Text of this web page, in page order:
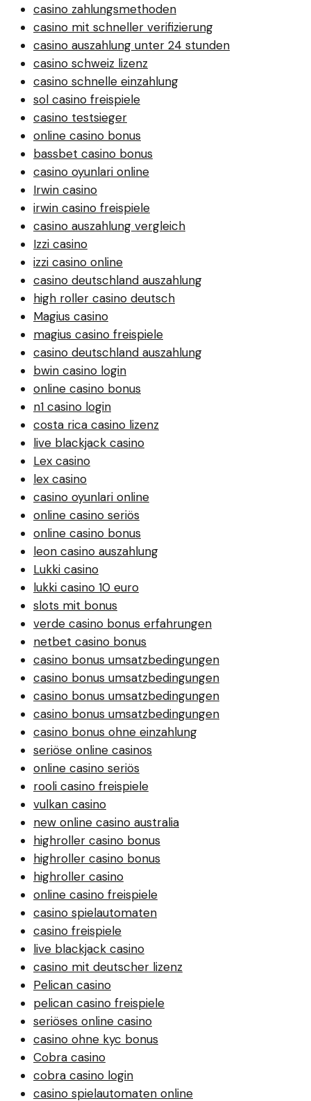
casino zahlungsmethoden
casino mit schneller verifizierung
casino auszahlung unter 24 stunden
casino schweiz lizenz
casino schnelle einzahlung
sol casino freispiele
casino testsieger
online casino bonus
bassbet casino bonus
casino oyunlari online
Irwin casino
irwin casino freispiele
casino auszahlung vergleich
Izzi casino
izzi casino online
casino deutschland auszahlung
high roller casino deutsch
Magius casino
magius casino freispiele
casino deutschland auszahlung
bwin casino login
online casino bonus
n1 casino login
costa rica casino lizenz
live blackjack casino
Lex casino
lex casino
casino oyunlari online
online casino seriös
online casino bonus
leon casino auszahlung
Lukki casino
lukki casino 10 euro
slots mit bonus
verde casino bonus erfahrungen
netbet casino bonus
casino bonus umsatzbedingungen
casino bonus umsatzbedingungen
casino bonus umsatzbedingungen
casino bonus umsatzbedingungen
casino bonus ohne einzahlung
seriöse online casinos
online casino seriös
rooli casino freispiele
vulkan casino
new online casino australia
highroller casino bonus
highroller casino bonus
highroller casino
online casino freispiele
casino spielautomaten
casino freispiele
live blackjack casino
casino mit deutscher lizenz
Pelican casino
pelican casino freispiele
seriöses online casino
casino ohne kyc bonus
Cobra casino
cobra casino login
casino spielautomaten online